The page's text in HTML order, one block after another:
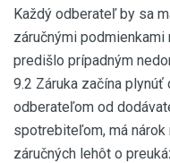
Každý odberateľ by sa
záručnými podmienkami
predišlo prípadným
9.2 Záruka začína
odberateľom od
spotrebiteľom, má
záručných lehôt o